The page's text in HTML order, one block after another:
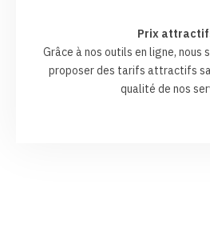
Prix
Grâce à nos outils en ligne, nous
proposer des tarifs attractifs
qualité de nos